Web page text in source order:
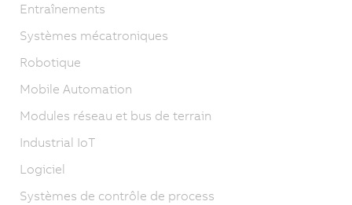
Entraînements
Systèmes mécatroniques
Robotique
Mobile Automation
Modules réseau et bus de terrain
Industrial IoT
Logiciel
Systèmes de contrôle de process